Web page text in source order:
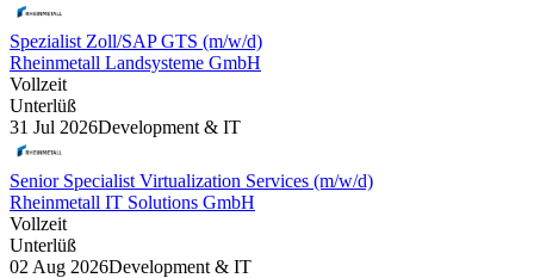
Spezialist Zoll/SAP GTS (m/w/d)
Rheinmetall Landsysteme GmbH
Vollzeit
Unterlüß
31 Jul 2026Development & IT
Senior Specialist Virtualization Services (m/w/d)
Rheinmetall IT Solutions GmbH
Vollzeit
Unterlüß
02 Aug 2026Development & IT